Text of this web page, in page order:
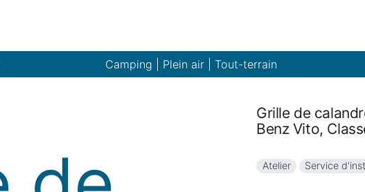
Camping | Plein air | Tout-terrain
Grille de
Benz Vito,
Atelier Service